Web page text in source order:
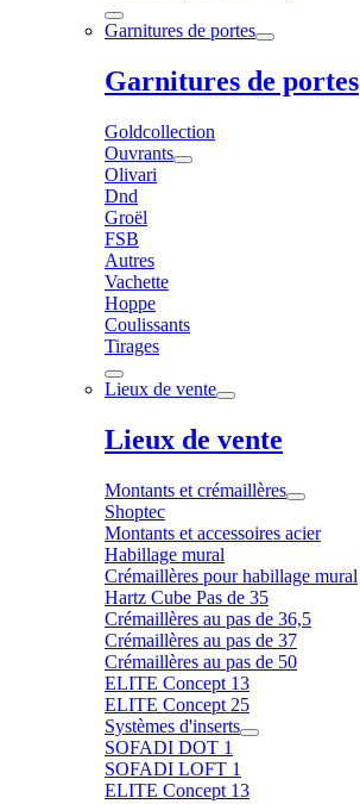
Garnitures de portes
Garnitures de portes
Goldcollection
Ouvrants
Olivari
Dnd
Groël
FSB
Autres
Vachette
Hoppe
Coulissants
Tirages
Lieux de vente
Lieux de vente
Montants et crémaillères
Shoptec
Montants et accessoires acier
Habillage mural
Crémaillères pour habillage mural
Hartz Cube Pas de 35
Crémaillères au pas de 36,5
Crémaillères au pas de 37
Crémaillères au pas de 50
ELITE Concept 13
ELITE Concept 25
Systèmes d'inserts
SOFADI DOT 1
SOFADI LOFT 1
ELITE Concept 13